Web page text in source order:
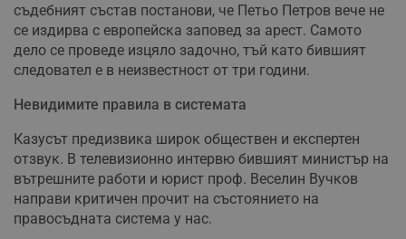
съдебният състав постанови, че Петьо Петров вече не
се издирва с европейска заповед за арест. Самото
дело се проведе изцяло задочно, тъй като бившият
следовател е в неизвестност от три години.
Невидимите правила в системата
Казусът предизвика широк обществен и експертен
отзвук. В телевизионно интервю бившият министър на
вътрешните работи и юрист проф. Веселин Вучков
направи критичен прочит на състоянието на
правосъдната система у нас.